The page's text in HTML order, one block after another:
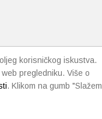
korisničkog iskustva.
pregledniku. Više o
. Klikom na gumb "Slažem